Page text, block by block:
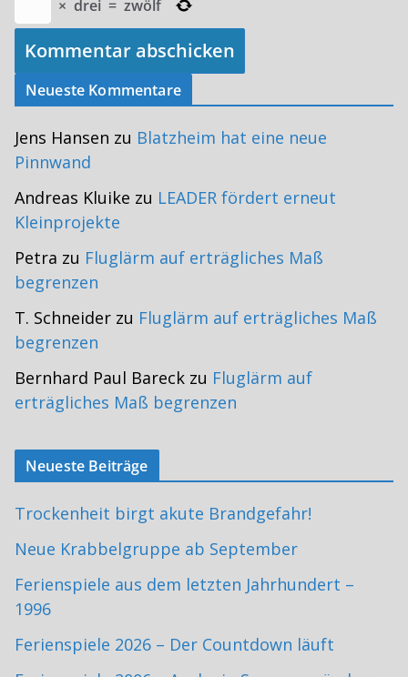
× drei = zwölf
Neueste Kommentare
Jens Hansen zu Blatzheim hat eine neue
Pinnwand
Andreas Kluike zu LEADER fördert erneut
Kleinprojekte
Petra zu Fluglärm auf erträgliches Maß
begrenzen
T. Schneider zu Fluglärm auf erträgliches Maß
begrenzen
Bernhard Paul Bareck zu Fluglärm auf
erträgliches Maß begrenzen
Neueste Beiträge
Trockenheit birgt akute Brandgefahr!
Neue Krabbelgruppe ab September
Ferienspiele aus dem letzten Jahrhundert –
1996
Ferienspiele 2026 – Der Countdown läuft